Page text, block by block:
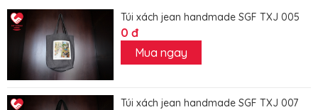
Túi xách jean handmade SGF TXJ 005
0 đ
Mua ngay
Túi xách jean handmade SGF TXJ 007